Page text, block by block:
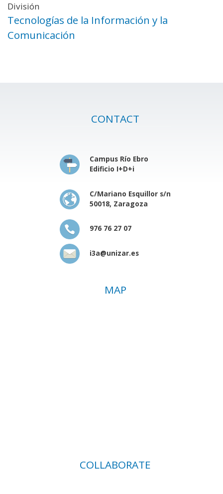
División
Tecnologías de la Información y la
Comunicación
CONTACT
Campus Río Ebro
Edificio I+D+i
C/Mariano Esquillor s/n
50018, Zaragoza
976 76 27 07
i3a@unizar.es
MAP
COLLABORATE